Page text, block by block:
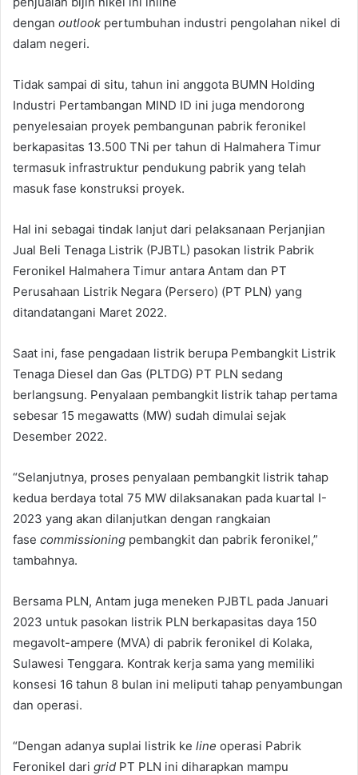
dengan outlook pertumbuhan industri pengolahan nikel di
dalam negeri.
Tidak sampai di situ, tahun ini anggota BUMN Holding
Industri Pertambangan MIND ID ini juga mendorong
penyelesaian proyek pembangunan pabrik feronikel
berkapasitas 13.500 TNi per tahun di Halmahera Timur
termasuk infrastruktur pendukung pabrik yang telah
masuk fase konstruksi proyek.
Hal ini sebagai tindak lanjut dari pelaksanaan Perjanjian
Jual Beli Tenaga Listrik (PJBTL) pasokan listrik Pabrik
Feronikel Halmahera Timur antara Antam dan PT
Perusahaan Listrik Negara (Persero) (PT PLN) yang
ditandatangani Maret 2022.
Saat ini, fase pengadaan listrik berupa Pembangkit Listrik
Tenaga Diesel dan Gas (PLTDG) PT PLN sedang
berlangsung. Penyalaan pembangkit listrik tahap pertama
sebesar 15 megawatts (MW) sudah dimulai sejak
Desember 2022.
“Selanjutnya, proses penyalaan pembangkit listrik tahap
kedua berdaya total 75 MW dilaksanakan pada kuartal I-
2023 yang akan dilanjutkan dengan rangkaian
fase commissioning pembangkit dan pabrik feronikel,”
tambahnya.
Bersama PLN, Antam juga meneken PJBTL pada Januari
2023 untuk pasokan listrik PLN berkapasitas daya 150
megavolt-ampere (MVA) di pabrik feronikel di Kolaka,
Sulawesi Tenggara. Kontrak kerja sama yang memiliki
konsesi 16 tahun 8 bulan ini meliputi tahap penyambungan
dan operasi.
“Dengan adanya suplai listrik ke line operasi Pabrik
Feronikel dari grid PT PLN ini diharapkan mampu